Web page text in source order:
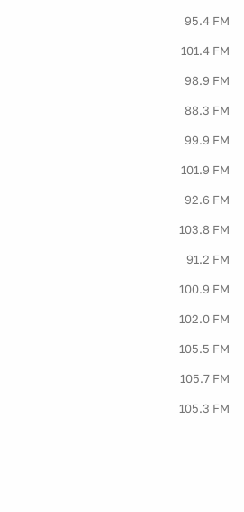
95.4 FM
101.4 FM
98.9 FM
88.3 FM
99.9 FM
101.9 FM
92.6 FM
103.8 FM
91.2 FM
100.9 FM
102.0 FM
105.5 FM
105.7 FM
105.3 FM